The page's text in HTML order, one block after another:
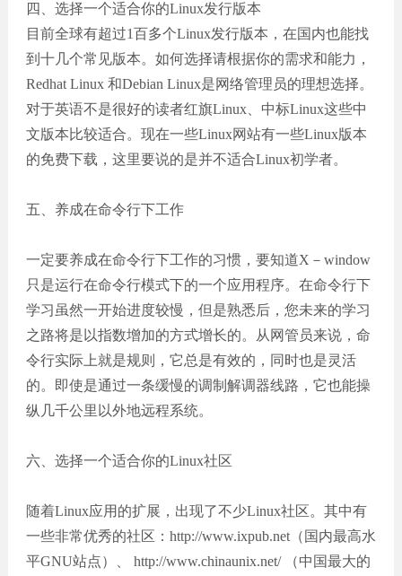
四、选择一个适合你的Linux发行版本
目前全球有超过1百多个Linux发行版本，在国内也能找
到十几个常见版本。如何选择请根据你的需求和能力，
Redhat Linux 和Debian Linux是网络管理员的理想选择。
对于英语不是很好的读者红旗Linux、中标Linux这些中
文版本比较适合。现在一些Linux网站有一些Linux版本
的免费下载，这里要说的是并不适合Linux初学者。
五、养成在命令行下工作
一定要养成在命令行下工作的习惯，要知道X－window
只是运行在命令行模式下的一个应用程序。在命令行下
学习虽然一开始进度较慢，但是熟悉后，您未来的学习
之路将是以指数增加的方式增长的。从网管员来说，命
令行实际上就是规则，它总是有效的，同时也是灵活
的。即使是通过一条缓慢的调制解调器线路，它也能操
纵几千公里以外地远程系统。
六、选择一个适合你的Linux社区
随着Linux应用的扩展，出现了不少Linux社区。其中有
一些非常优秀的社区：http://www.ixpub.net（国内最高水
平GNU站点）、 http://www.chinaunix.net/ （中国最大的